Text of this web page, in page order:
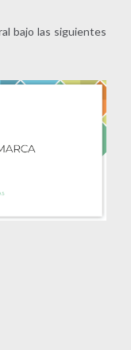
bajo las siguientes